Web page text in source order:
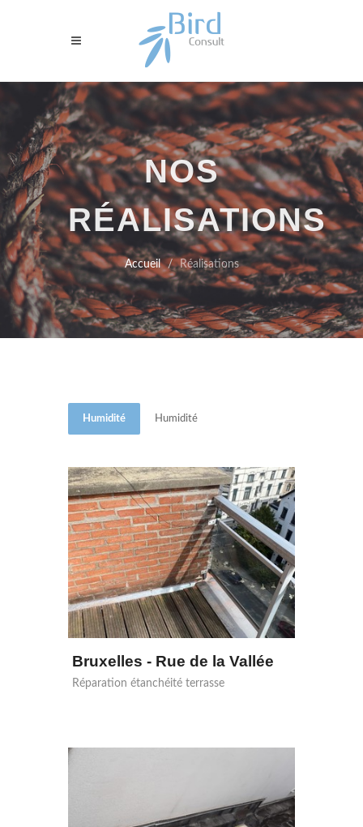
NOS
RÉALISATIONS
Accueil Réalisations
Humidité Humidité
Bruxelles - Rue de la Vallée
Réparation étanchéité terrasse